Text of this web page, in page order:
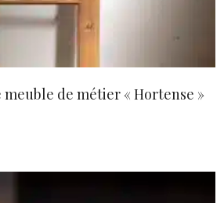
de métier « Hortense »